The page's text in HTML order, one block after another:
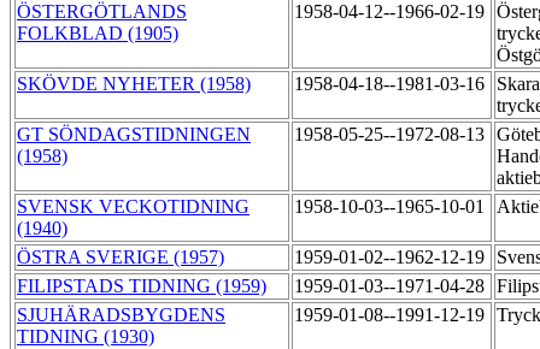
ÖSTERGÖTLANDS
FOLKBLAD (1905)
1958-04-12--1966-02-19
SKÖVDE NYHETER (1958)
1958-04-18--1981-03-16
GT SÖNDAGSTIDNINGEN
(1958)
1958-05-25--1972-08-13
SVENSK VECKOTIDNING
(1940)
1958-10-03--1965-10-01
ÖSTRA SVERIGE (1957) 1959-01-02--1962-12-19
FILIPSTADS TIDNING (1959)
1959-01-03--1971-04-28
SJUHÄRADSBYGDENS
TIDNING (1930)
1959-01-08--1991-12-19